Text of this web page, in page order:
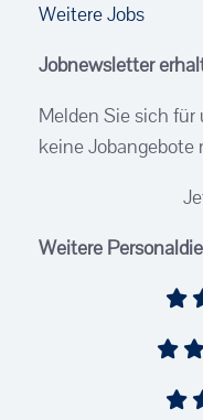
Weitere Jobs
Jobnewsletter
Melden Sie sich
keine Jobangebote
Weitere